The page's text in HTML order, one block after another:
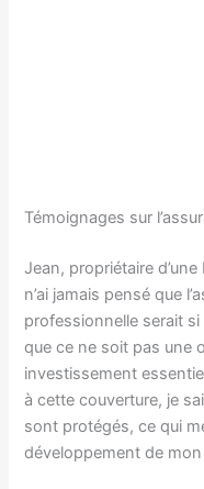
Témoignages sur
Jean, propriétaire
n’ai jamais pensé que
professionnelle serait
que ce ne soit pas une
investissement
à cette couverture, je
sont protégés, ce qui
développement de